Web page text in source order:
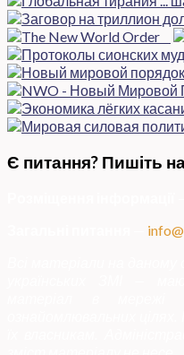
Є питання? Пишіть